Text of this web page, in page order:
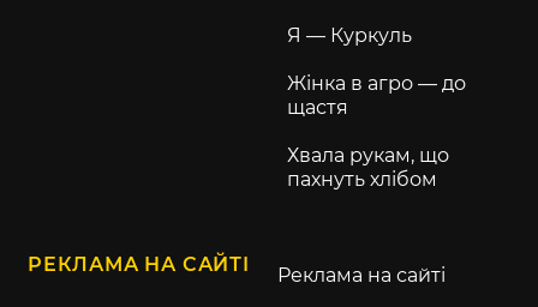
Я — Куркуль
Жінка в агро — до
щастя
Хвала рукам, що
пахнуть хлібом
РЕКЛАМА НА САЙТІ Реклама на сайті